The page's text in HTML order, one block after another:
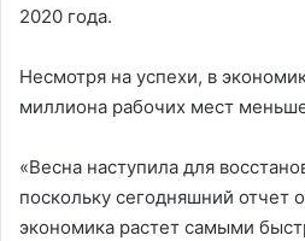
2020 года.
Несмотря на успехи, в
миллиона рабочих мест
«Весна наступила для
поскольку сегодняшний отчет
экономика растет самыми